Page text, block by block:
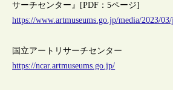
サーチセンター』[PDF：5ページ]
https://www.artmuseums.go.jp/media/2023/
国立アートリサーチセンター
https://ncar.artmuseums.go.jp/